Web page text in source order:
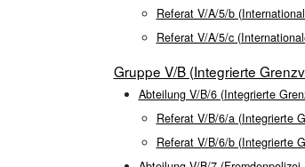
Referat V/A/5/b
Referat V/A/5/c
Gruppe V/B (Integrierte
Abteilung V/B/6 (Integrierte
Referat V/B/6/a (Integrierte
Referat V/B/6/b (Integrierte